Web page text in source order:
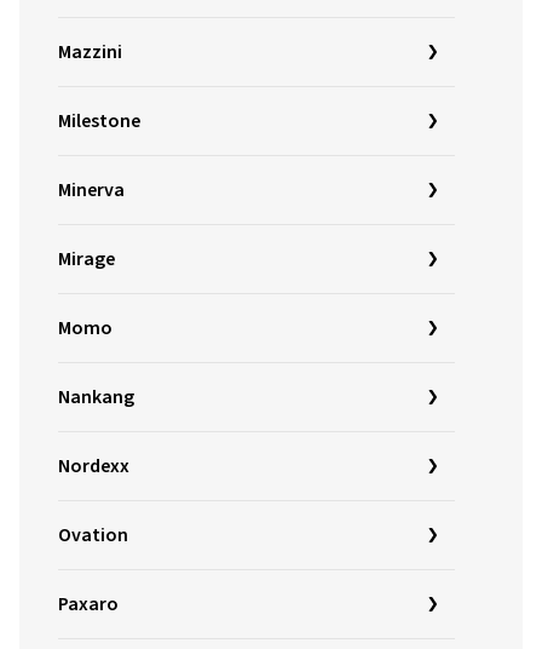
Mazzini
Milestone
Minerva
Mirage
Momo
Nankang
Nordexx
Ovation
Paxaro